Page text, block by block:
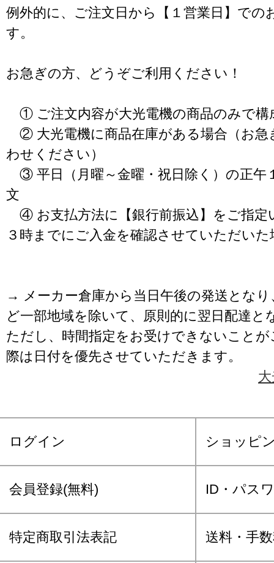
例外的に、ご注文日から【１営業日】での
す。
お急ぎの方、どうぞご利用ください！
① ご注文内容が大光電機の商品のみで構
② 大光電機に商品在庫がある場合（お急
わせください）
③ 平日（月曜～金曜・祝日除く）の正午
文
④ お支払方法に【銀行前振込】をご指定
３時までにご入金を確認させていただいた
→ メーカー倉庫から当日午後の発送となり
ど一部地域を除いて、原則的に翌日配達と
ただし、時間指定をお受けできないこと
際は日付を優先させていただきます。
ログイン ショッピ
会員登録(無料) ID・パス
特定商取引法表記 送料・手